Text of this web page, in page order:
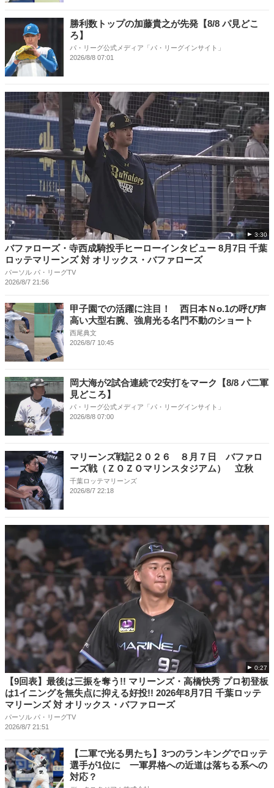
勝利数トップの加藤貴之が先発【8/8 パ見どこ
ろ】
パ・リーグ公式メディア「パ・リーグインサイト」
2026/8/8 07:01
3:30
バファローズ・寺西成騎投手ヒーローインタビュー 8月7日 千葉
ロッテマリーンズ 対 オリックス・バファローズ
パーソル パ・リーグTV
2026/8/7 21:56
甲子園での活躍に注目！ 西日本Ｎo.1の呼び声
高い大型右腕、強肩光る名門不動のショート
西尾典文
2026/8/7 10:45
岡大海が2試合連続で2安打をマーク【8/8 パ二軍
見どころ】
パ・リーグ公式メディア「パ・リーグインサイト」
2026/8/8 07:00
マリーンズ戦記２０２６ ８月７日 バファロ
ーズ戦（ＺＯＺＯマリンスタジアム） 立秋
千葉ロッテマリーンズ
2026/8/7 22:18
0:27
【9回表】最後は三振を奪う!! マリーンズ・高橋快秀 プロ初登板
は1イニングを無失点に抑える好投!! 2026年8月7日 千葉ロッテ
マリーンズ 対 オリックス・バファローズ
パーソル パ・リーグTV
2026/8/7 21:51
【二軍で光る男たち】3つのランキングでロッテ
選手が1位に 一軍昇格への近道は落ちる系への
対応？